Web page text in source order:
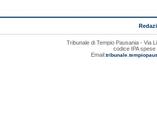
Tribunale di Tempio Pausania - Via
codice IPA
Email: